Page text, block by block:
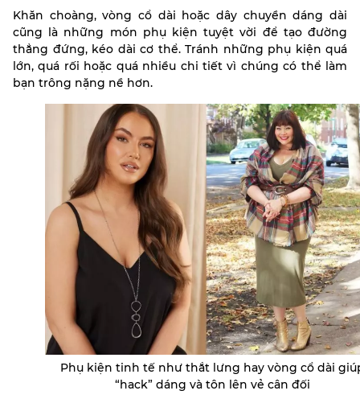
Khăn choàng, vòng cổ dài hoặc dây chuyền dáng dài
cũng là những món phụ kiện tuyệt vời để tạo đường
thẳng đứng, kéo dài cơ thể. Tránh những phụ kiện quá
lớn, quá rối hoặc quá nhiều chi tiết vì chúng có thể làm
bạn trông nặng nề hơn.
Phụ kiện tinh tế như thắt lưng hay vòng cổ dài
“hack” dáng và tôn lên vẻ cân đối